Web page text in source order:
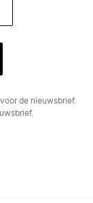
de nieuwsbrief.